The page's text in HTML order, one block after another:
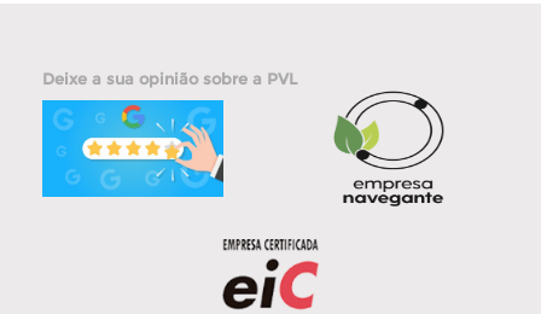
Deixe a sua opinião sobre a PVL